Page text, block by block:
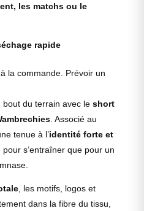
les matchs ou le
rapide
la commande. Prévoir un
bout du terrain avec le short
. Associé au
tenue à l’identité forte et
s’entraîner que pour un
, les motifs, logos et
dans la fibre du tissu,